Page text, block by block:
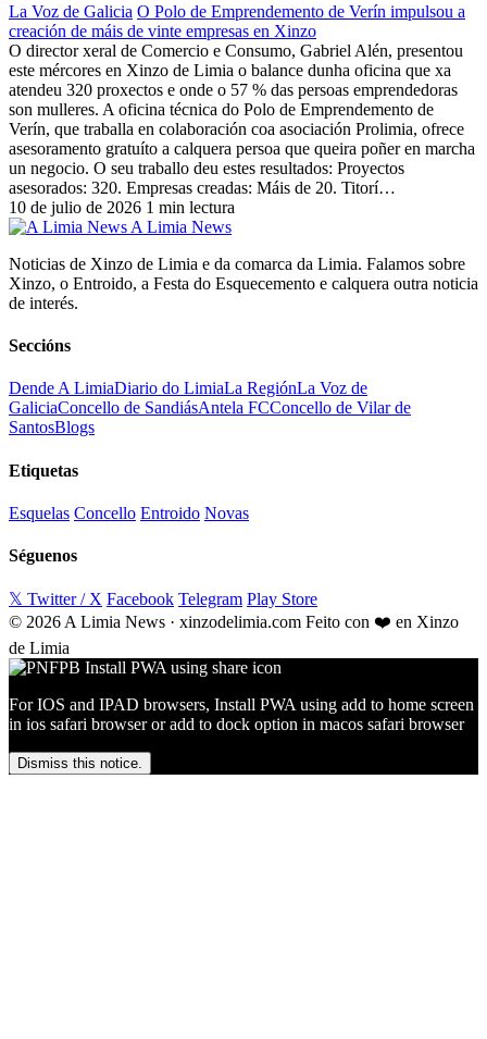
La Voz de Galicia O Polo de Emprendemento de Verín impulsou a
creación de máis de vinte empresas en Xinzo
O director xeral de Comercio e Consumo, Gabriel Alén, presentou
este mércores en Xinzo de Limia o balance dunha oficina que xa
atendeu 320 proxectos e onde o 57 % das persoas emprendedoras
son mulleres. A oficina técnica do Polo de Emprendemento de
Verín, que traballa en colaboración coa asociación Prolimia, ofrece
asesoramento gratuíto a calquera persoa que queira poñer en marcha
un negocio. O seu traballo deu estes resultados: Proyectos
asesorados: 320. Empresas creadas: Máis de 20. Titorí…
10 de julio de 2026 1 min lectura
A Limia News
Noticias de Xinzo de Limia e da comarca da Limia. Falamos sobre
Xinzo, o Entroido, a Festa do Esquecemento e calquera outra noticia
de interés.
Seccións
Dende A LimiaDiario do LimiaLa RegiónLa Voz de
GaliciaConcello de SandiásAntela FCConcello de Vilar de
SantosBlogs
Etiquetas
Esquelas Concello Entroido Novas
Séguenos
𝕏 Twitter / X Facebook Telegram Play Store
© 2026 A Limia News · xinzodelimia.com Feito con ❤️ en Xinzo
de Limia
For IOS and IPAD browsers, Install PWA using add to home screen
in ios safari browser or add to dock option in macos safari browser
Dismiss this notice.